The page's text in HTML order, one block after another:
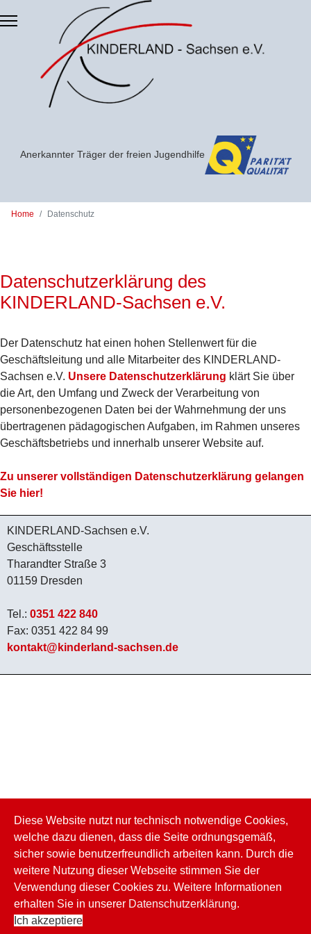
Zum Hauptinhalt springen
Anerkannter Träger der freien Jugendhilfe
Home Datenschutz
Datenschutzerklärung des
KINDERLAND-Sachsen e.V.
Der Datenschutz hat einen hohen Stellenwert für die
Geschäftsleitung und alle Mitarbeiter des KINDERLAND-
Sachsen e.V. Unsere Datenschutzerklärung klärt Sie über
die Art, den Umfang und Zweck der Verarbeitung von
personenbezogenen Daten bei der Wahrnehmung der uns
übertragenen pädagogischen Aufgaben, im Rahmen unseres
Geschäftsbetriebs und innerhalb unserer Website auf.
Zu unserer vollständigen Datenschutzerklärung gelangen
Sie hier!
KINDERLAND-Sachsen e.V.
Geschäftsstelle
Tharandter Straße 3
01159 Dresden
Tel.: 0351 422 840
Fax: 0351 422 84 99
kontakt@kinderland-sachsen.de
© {2019} KINDERLAND-Sachsen e.V.
Impressum
Datenschutz
Diese Website nutzt nur technisch notwendige Cookies,
welche dazu dienen, dass die Seite ordnungsgemäß,
sicher sowie benutzerfreundlich arbeiten kann. Durch die
weitere Nutzung dieser Webseite stimmen Sie der
Verwendung dieser Cookies zu. Weitere Informationen
erhalten Sie in unserer Datenschutzerklärung.
Ich akzeptiere